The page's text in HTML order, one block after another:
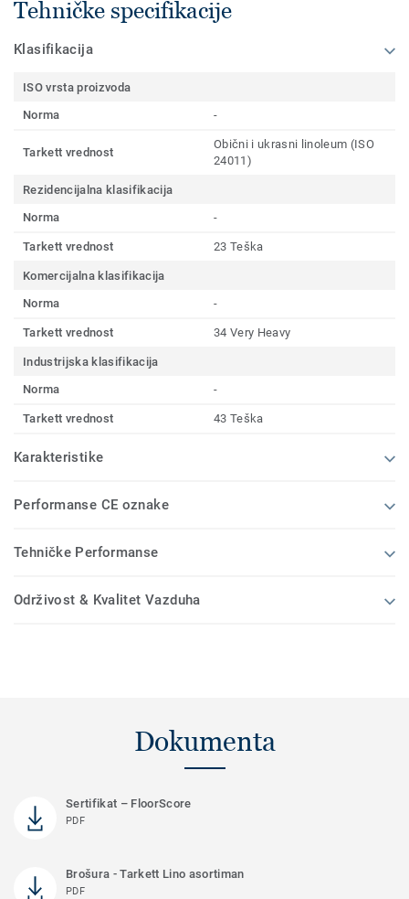
Tehničke specifikacije
Klasifikacija
ISO vrsta proizvoda
Norma
-
Tarkett vrednost
Obični i ukrasni linoleum (ISO
24011)
Rezidencijalna klasifikacija
Norma
-
Tarkett vrednost 23 Teška
Komercijalna klasifikacija
Norma
-
Tarkett vrednost 34 Very Heavy
Industrijska klasifikacija
Norma
-
Tarkett vrednost 43 Teška
Karakteristike
Performanse CE oznake
Tehničke Performanse
Održivost & Kvalitet Vazduha
Dokumenta
Sertifikat – FloorScore
PDF
Brošura - Tarkett Lino asortiman
PDF